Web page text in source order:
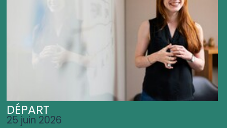
DÉPART
25 juin 2026